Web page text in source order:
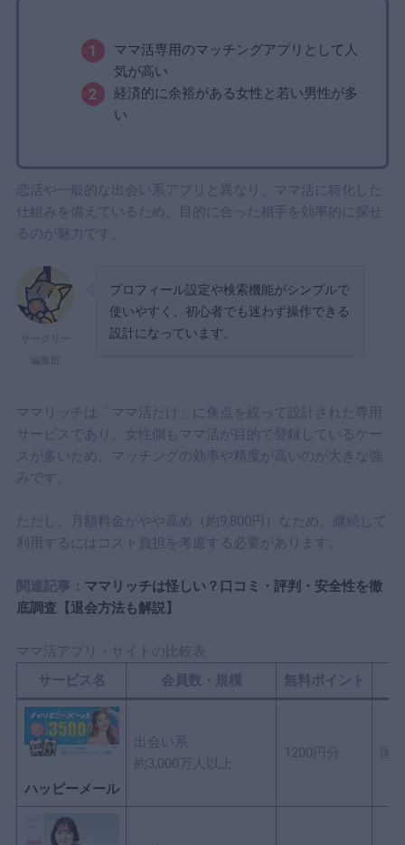
ママ活専用のマッチングアプリとして人
気が高い
経済的に余裕がある女性と若い男性が多
い
恋活や一般的な出会い系アプリと異なり、ママ活に特化した
仕組みを備えているため、目的に合った相手を効率的に探せ
るのが魅力です。
プロフィール設定や検索機能がシンプルで
使いやすく、初心者でも迷わず操作できる
設計になっています。
ママリッチは「ママ活だけ」に焦点を絞って設計された専用
サービスであり、女性側もママ活が目的で登録しているケー
スが多いため、マッチングの効率や精度が高いのが大きな強
みです。
ただし、月額料金がやや高め（約9,800円）なため、継続して
利用するにはコスト負担を考慮する必要があります。
関連記事： ママリッチは怪しい？口コミ・評判・安全性を徹
底調査【退会方法も解説】
ママ活アプリ・サイトの比較表
サービス名
会員数・規模 無料ポイント
ハッピーメール
出会い系
約3,000万人以上
1200円分